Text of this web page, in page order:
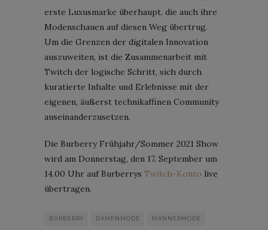
erste Luxusmarke überhaupt, die auch ihre
Modenschauen auf diesen Weg übertrug.
Um die Grenzen der digitalen Innovation
auszuweiten, ist die Zusammenarbeit mit
Twitch der logische Schritt, sich durch
kuratierte Inhalte und Erlebnisse mit der
eigenen, äußerst technikaffinen Community
auseinanderzusetzen.
Die Burberry Frühjahr/Sommer 2021 Show
wird am Donnerstag, den 17. September um
14.00 Uhr auf Burberrys Twitch-Konto live
übertragen.
BURBERRY DAMENMODE MÄNNERMODE